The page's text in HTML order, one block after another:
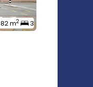
82 m2 3